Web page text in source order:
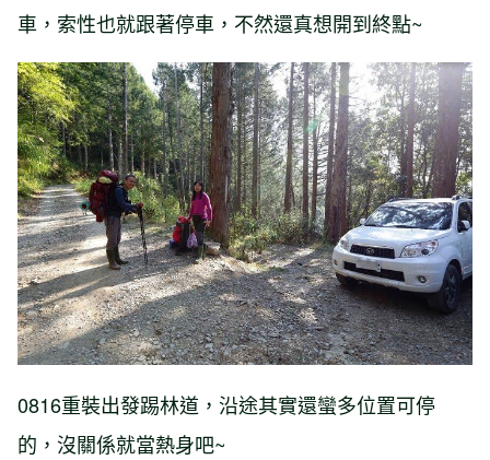
車，索性也就跟著停車，不然還真想開到終點~
0816重裝出發踢林道，沿途其實還蠻多位置可停
的，沒關係就當熱身吧~